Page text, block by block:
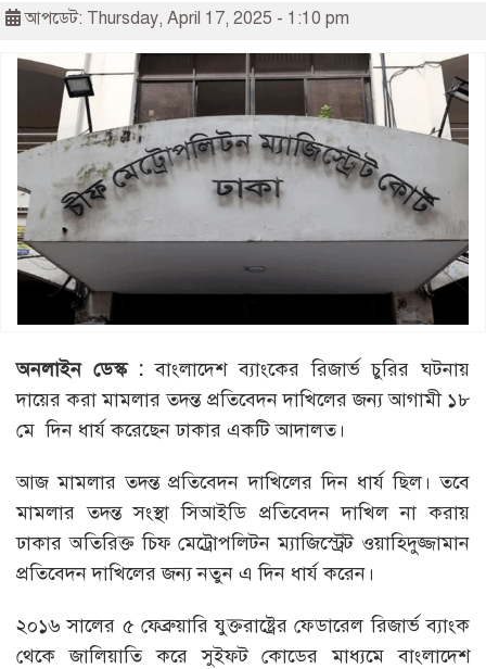
আপডেট: Thursday, April 17, 2025 - 1:10 pm
অনলাইন ডেস্ক :বাংলাদেশ ব্যাংকের রিজার্ভ চুরির ঘটনায়
দায়ের করা মামলার তদন্ত প্রতিবেদন দাখিলের জন্য আগামী ১৮
মে দিন ধার্য করেছেন ঢাকার একটি আদালত।
আজ মামলার তদন্ত প্রতিবেদন দাখিলের দিন ধার্য ছিল। তবে
মামলার তদন্ত সংস্থা সিআইডি প্রতিবেদন দাখিল না করায়
ঢাকার অতিরিক্ত চিফ মেট্রোপলিটন ম্যাজিস্ট্রেট ওয়াহিদুজ্জামান
প্রতিবেদন দাখিলের জন্য নতুন এ দিন ধার্য করেন।
২০১৬ সালের ৫ ফেব্রুয়ারি যুক্তরাষ্ট্রের ফেডারেল রিজার্ভ ব্যাংক
থেকে জালিয়াতি করে সুইফট কোডের মাধ্যমে বাংলাদেশ